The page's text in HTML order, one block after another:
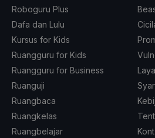
Roboguru Plus
Dafa dan Lulu
Kursus for Kids
Ruangguru for Kids
Ruangguru for Business
Ruanguji
Ruangbaca
Ruangkelas
Ruangbelajar